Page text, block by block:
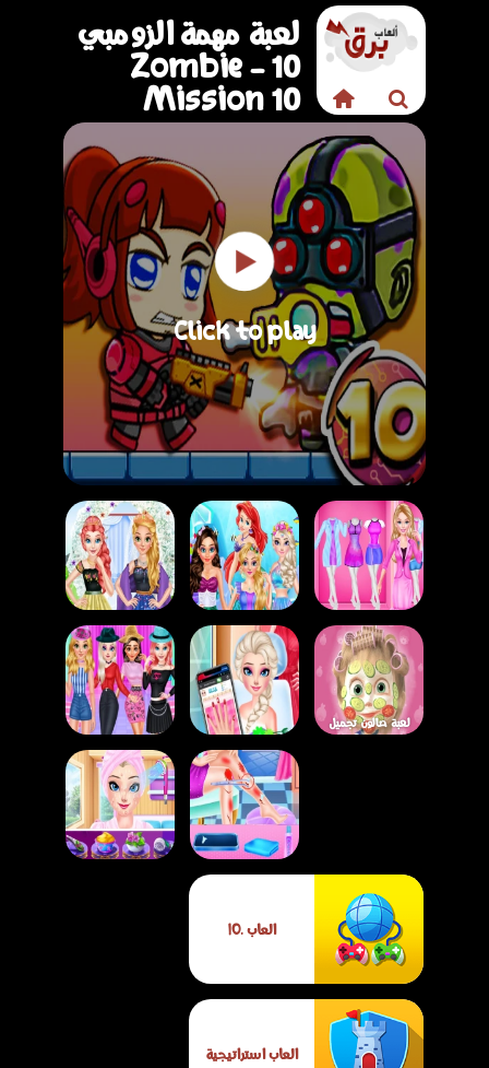
لعبة مهمة الزومبي
10 - Zombie
Mission 10
Click to play
لعبة تلبيس الأميرات
بفستان الزفاف
والأناقة الملكية
لعبة مكياج الأميرات
بأسلوب حوريات البحر
لعبة أزياء المهن مع
باربي – لعبة تلبيس
مهنية تعليمية للبنات
لعبة ستايل أميرات
الكيبوب – تلبيس
ومكياج النجوم
لعبة صالون مناكير
الأميرات مع باربي
وإلسا
لعبة صالون تجميل
للأميرة آنا
العاب .IO
العاب استراتيجية